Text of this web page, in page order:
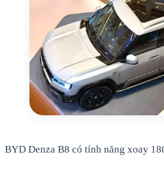
BYD Denza B8 có tính năng xoay